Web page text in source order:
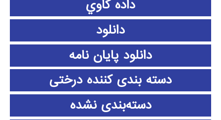
داده كاوي
دانلود
دانلود پايان نامه
دسته بندی کننده درختی
دسته‌بندی نشده